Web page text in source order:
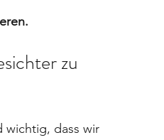
zu
wichtig, dass wir